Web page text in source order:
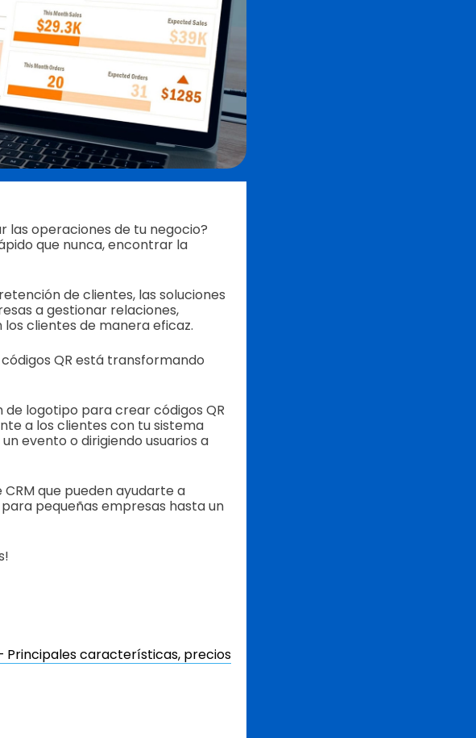
las operaciones de tu negocio?
que nunca, encontrar la
de clientes, las soluciones
a gestionar relaciones,
clientes de manera eficaz.
QR está transformando
logotipo para crear códigos QR
a los clientes con tu sistema
evento o dirigiendo usuarios a
que pueden ayudarte a
pequeñas empresas hasta un
Principales características, precios